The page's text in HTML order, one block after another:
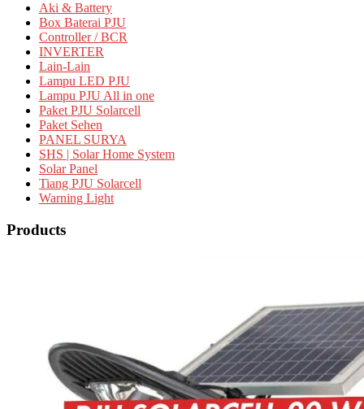
Aki & Battery
Box Baterai PJU
Controller / BCR
INVERTER
Lain-Lain
Lampu LED PJU
Lampu PJU All in one
Paket PJU Solarcell
Paket Sehen
PANEL SURYA
SHS | Solar Home System
Solar Panel
Tiang PJU Solarcell
Warning Light
Products